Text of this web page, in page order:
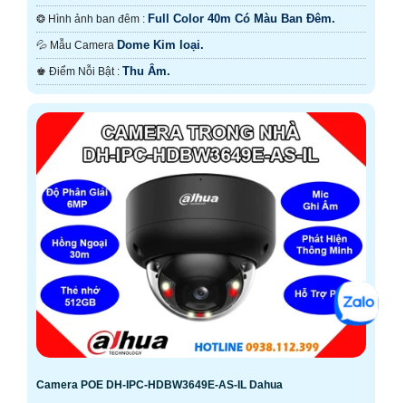
❂ Hình ảnh ban đêm : Full Color 40m Có Màu Ban Ðêm.
💦 Mẫu Camera Dome Kim loại.
️♚ Điểm Nỗi Bật : Thu Âm.
Camera POE DH-IPC-HDBW3649E-AS-IL Dahua